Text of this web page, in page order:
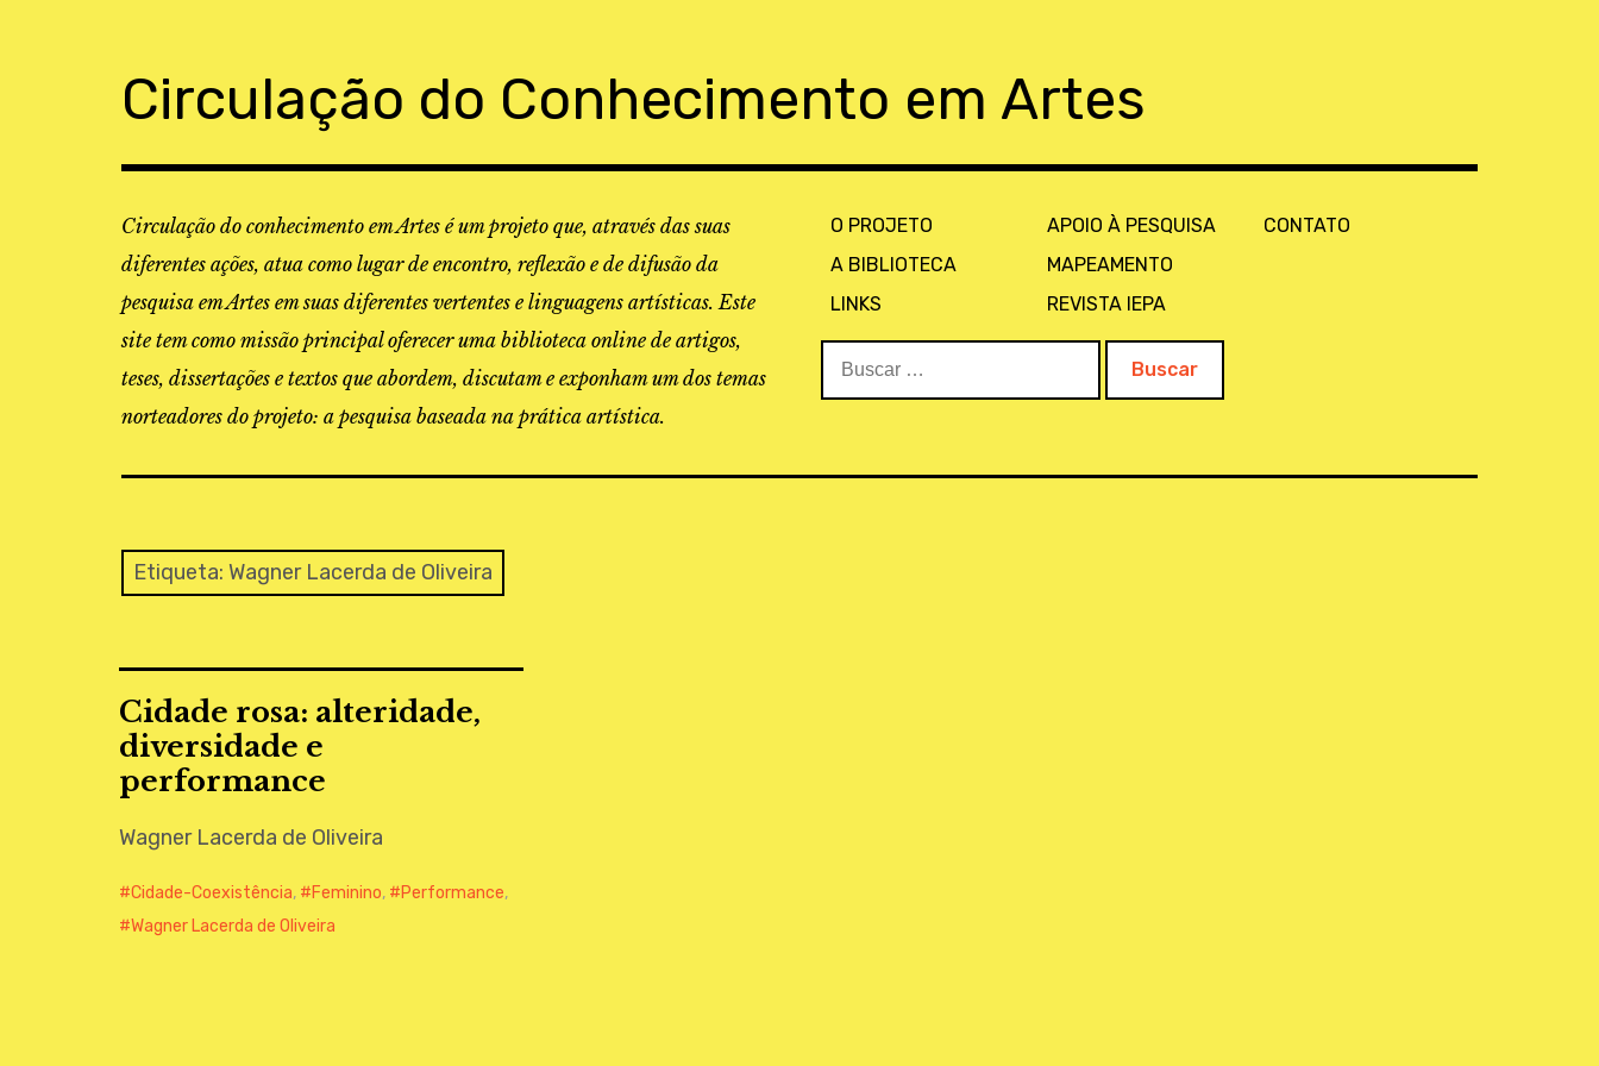
Circulação do Conhecimento em Artes
Circulação do conhecimento em Artes é um projeto que, através das suas
diferentes ações, atua como lugar de encontro, reflexão e de difusão da
pesquisa em Artes em suas diferentes vertentes e linguagens artísticas. Este
site tem como missão principal oferecer uma biblioteca online de artigos,
teses, dissertações e textos que abordem, discutam e exponham um dos temas
norteadores do projeto: a pesquisa baseada na prática artística.
O PROJETO
A BIBLIOTECA
LINKS
APOIO À PESQUISA
MAPEAMENTO
REVISTA IEPA
CONTATO
Etiqueta: Wagner Lacerda de Oliveira
Cidade rosa: alteridade,
diversidade e
performance
Wagner Lacerda de Oliveira
Cidade-Coexistência, Feminino, Performance,
Wagner Lacerda de Oliveira